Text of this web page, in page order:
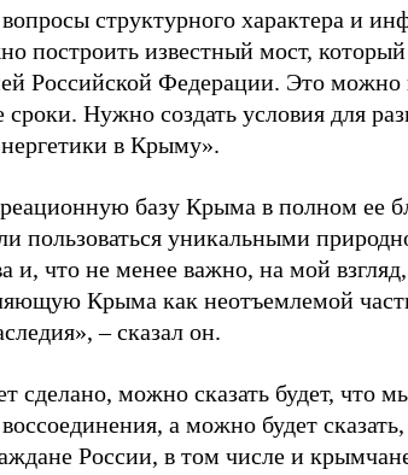
структурного характера и
построить известный мост,
Российской Федерации. Это можно
Нужно создать условия для
в Крыму».
базу Крыма в полном ее
пользоваться уникальными
и, что не менее важно, на мой
Крыма как неотъемлемой
– сказал он.
сделано, можно сказать будет, что
а можно будет
России, в том числе и